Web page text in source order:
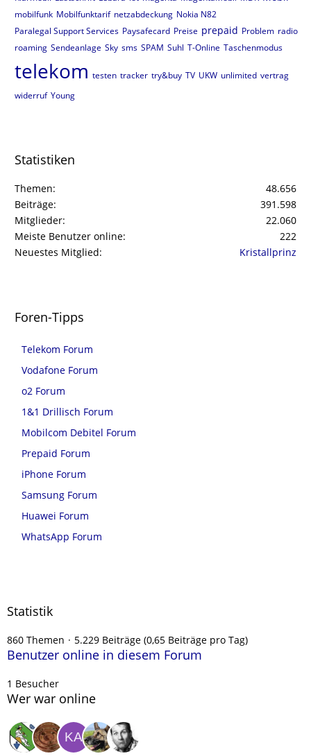
mobilfunk Mobilfunktarif netzabdeckung Nokia N82
Paralegal Support Services Paysafecard Preise prepaid Problem radio
roaming Sendeanlage Sky sms SPAM Suhl T-Online Taschenmodus
telekom testen tracker try&buy TV UKW unlimited vertrag
widerruf Young
Statistiken
Themen
48.656
Beiträge
391.598
Mitglieder
22.060
Meiste Benutzer online
222
Neuestes Mitglied
Kristallprinz
Foren-Tipps
Telekom Forum
Vodafone Forum
o2 Forum
1&1 Drillisch Forum
Mobilcom Debitel Forum
Prepaid Forum
iPhone Forum
Samsung Forum
Huawei Forum
WhatsApp Forum
Statistik
860 Themen 5.229 Beiträge (0,65 Beiträge pro Tag)
Benutzer online in diesem Forum
1 Besucher
Wer war online